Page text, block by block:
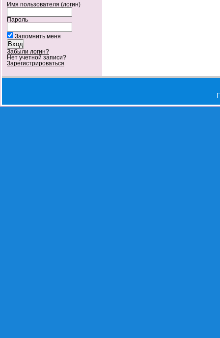
Имя пользователя (логин)
Пароль
Запомнить меня
Забыли логин?
Нет учетной записи?
Зарегистрироваться